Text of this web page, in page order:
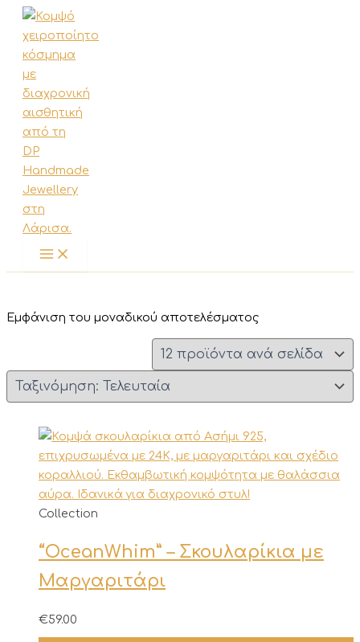
Μετάβαση
στο
περιεχόμενο
Εμφάνιση του μοναδικού αποτελέσματος
Collection
“OceanWhim” – Σκουλαρίκια με
Μαργαριτάρι
€59.00